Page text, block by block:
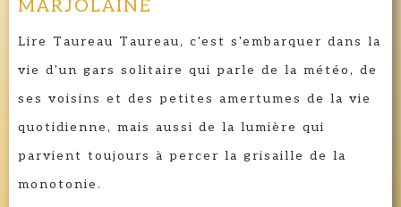
MARJOLAINE
Lire Taureau Taureau, c'est s'embarquer dans la
vie d'un gars solitaire qui parle de la météo, de
ses voisins et des petites amertumes de la vie
quotidienne, mais aussi de la lumière qui
parvient toujours à percer la grisaille de la
monotonie.